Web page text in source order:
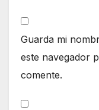
Guarda mi
este navegador
comente.